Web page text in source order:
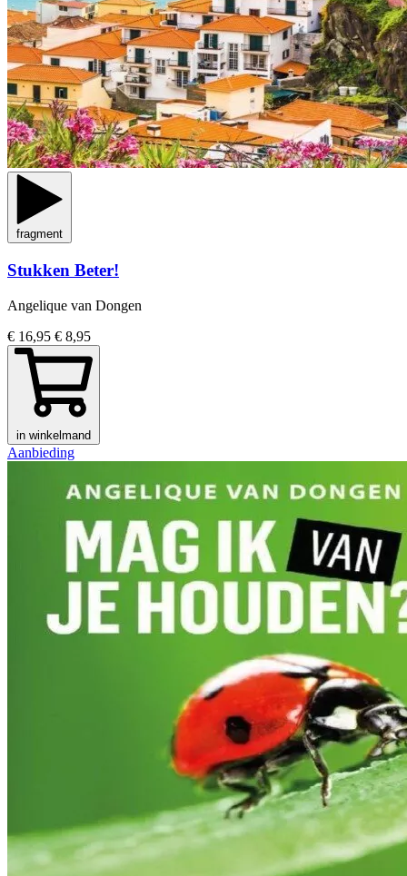
fragment
Stukken Beter!
Angelique van Dongen
€ 16,95 € 8,95
in winkelmand
Aanbieding